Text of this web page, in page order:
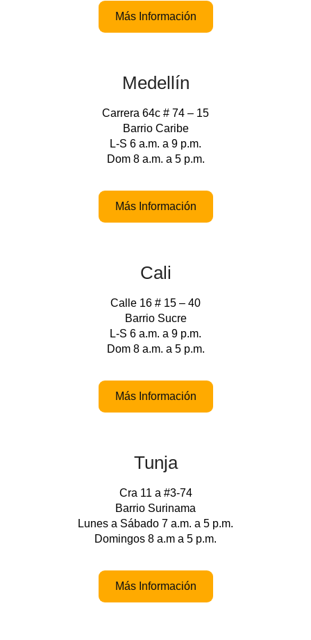
Más Información
Medellín
Carrera 64c # 74 – 15
Barrio Caribe
L-S 6 a.m. a 9 p.m.
Dom 8 a.m. a 5 p.m.
Más Información
Cali
Calle 16 # 15 – 40
Barrio Sucre
L-S 6 a.m. a 9 p.m.
Dom 8 a.m. a 5 p.m.
Más Información
Tunja
Cra 11 a #3-74
Barrio Surinama
Lunes a Sábado 7 a.m. a 5 p.m.
Domingos 8 a.m a 5 p.m.
Más Información